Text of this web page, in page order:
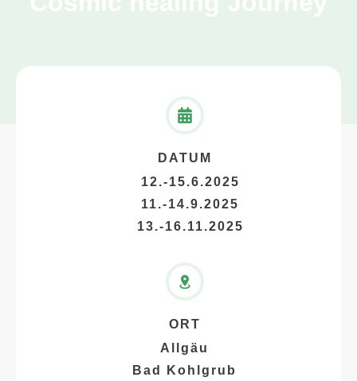
DATUM
12.-15.6.2025
11.-14.9.2025
13.-16.11.2025
ORT
Allgäu
Bad Kohlgrub